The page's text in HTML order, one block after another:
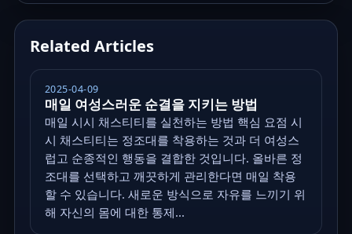
Related Articles
2025-04-09
매일 여성스러운 순결을 지키는 방법
매일 시시 채스티티를 실천하는 방법 핵심 요점 시
시 채스티티는 정조대를 착용하는 것과 더 여성스
럽고 순종적인 행동을 결합한 것입니다. 올바른 정
조대를 선택하고 깨끗하게 관리한다면 매일 착용
할 수 있습니다. 새로운 방식으로 자유를 느끼기 위
해 자신의 몸에 대한 통제...